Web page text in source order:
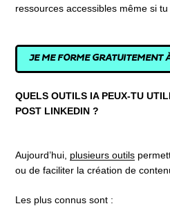
ressources accessibles même si
JE ME FORME GRATUITEMENT
QUELS OUTILS IA PEUX-TU
POST LINKEDIN ?
Aujourd’hui, plusieurs outils
ou de faciliter la création de
Les plus connus sont :